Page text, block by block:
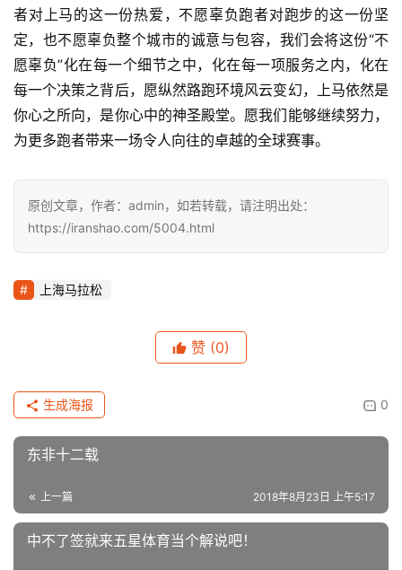
者对上马的这一份热爱，不愿辜负跑者对跑步的这一份坚
定，也不愿辜负整个城市的诚意与包容，我们会将这份“不
愿辜负”化在每一个细节之中，化在每一项服务之内，化在
每一个决策之背后，愿纵然路跑环境风云变幻，上马依然是
你心之所向，是你心中的神圣殿堂。愿我们能够继续努力，
为更多跑者带来一场令人向往的卓越的全球赛事。
原创文章，作者：admin，如若转载，请注明出处：
https://iranshao.com/5004.html
上海马拉松
赞 (0)
0
生成海报
东非十二载
上一篇 2018年8月23日 上午5:17
中不了签就来五星体育当个解说吧！